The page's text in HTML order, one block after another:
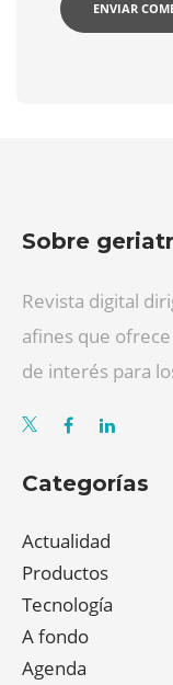
Sobre
Revista digital
afines que
de interés para
Categorías
Actualidad
Productos
Tecnología
A fondo
Agenda